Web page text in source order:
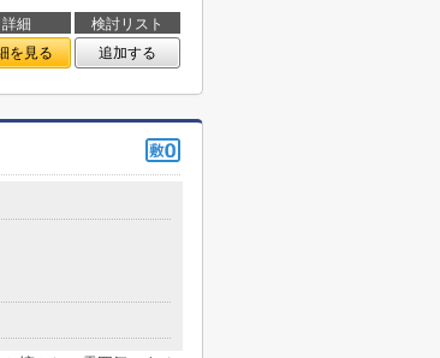
詳細
検討リスト
を見る 追加する